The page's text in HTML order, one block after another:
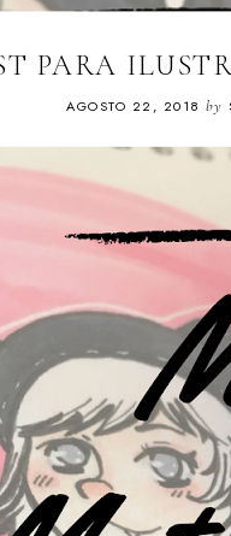
PARA
AGOSTO 22, 2018 by